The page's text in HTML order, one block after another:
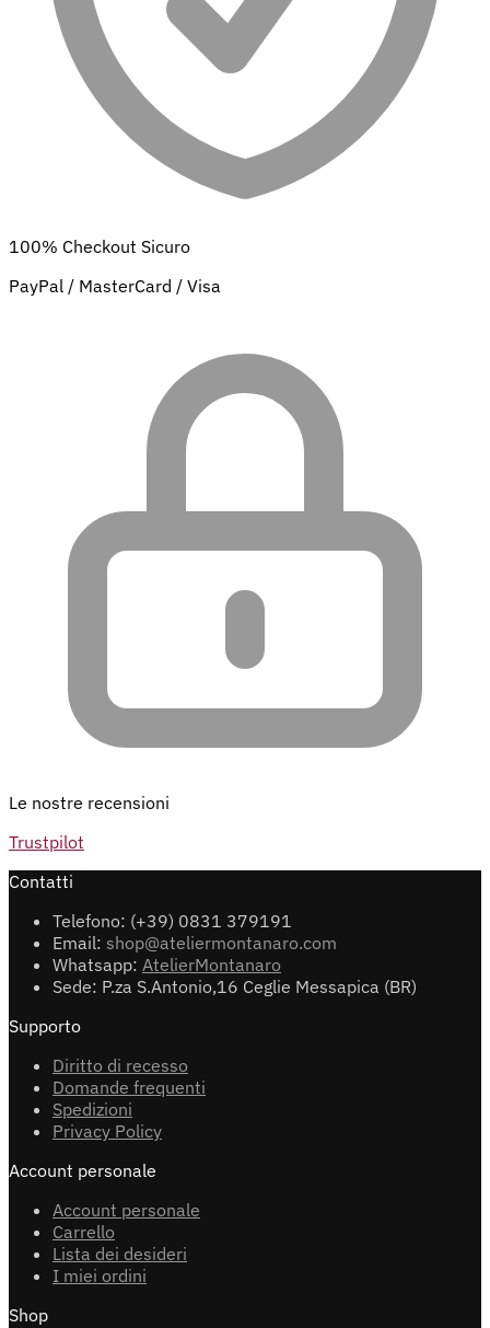
100% Checkout Sicuro
PayPal / MasterCard / Visa
Le nostre recensioni
Trustpilot
Contatti
Telefono: (+39) 0831 379191
Email: shop@ateliermontanaro.com
Whatsapp: AtelierMontanaro
Sede: P.za S.Antonio,16 Ceglie Messapica (BR)
Supporto
Diritto di recesso
Domande frequenti
Spedizioni
Privacy Policy
Account personale
Account personale
Carrello
Lista dei desideri
I miei ordini
Shop